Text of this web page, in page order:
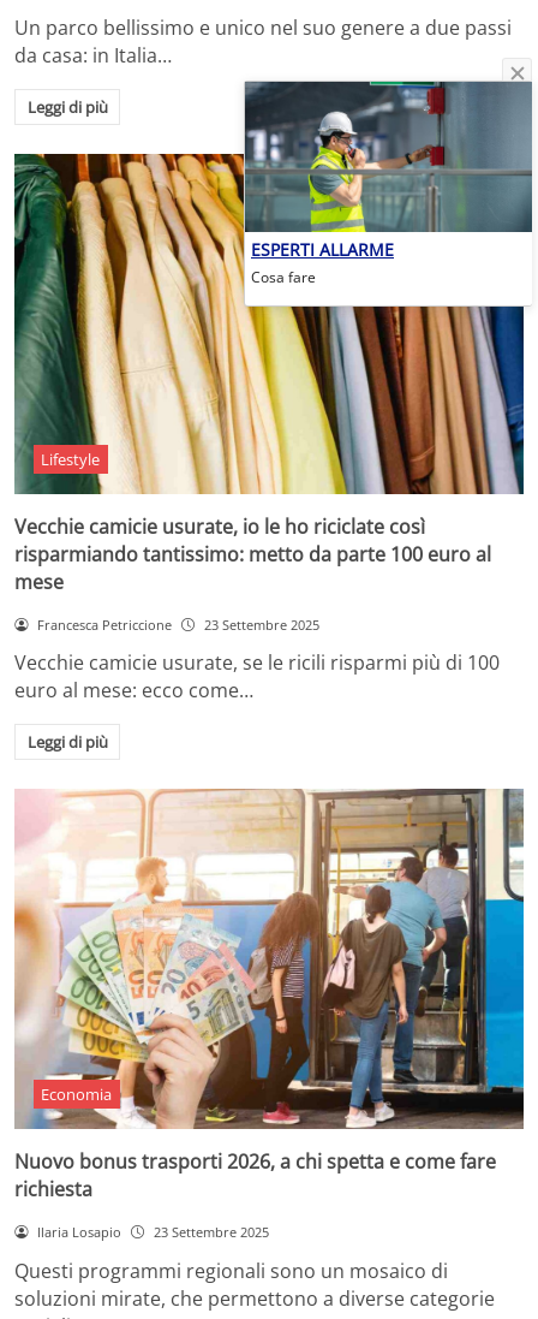
Un parco bellissimo e unico nel suo genere a due passi
da casa: in Italia…
Leggi di più
Lifestyle
Vecchie camicie usurate, io le ho riciclate così
risparmiando tantissimo: metto da parte 100 euro al
mese
Francesca Petriccione 23 Settembre 2025
Vecchie camicie usurate, se le ricili risparmi più di 100
euro al mese: ecco come…
Leggi di più
Economia
Nuovo bonus trasporti 2026, a chi spetta e come fare
richiesta
Ilaria Losapio 23 Settembre 2025
Questi programmi regionali sono un mosaico di
soluzioni mirate, che permettono a diverse categorie
ESPERTI ALLARME
Cosa fare